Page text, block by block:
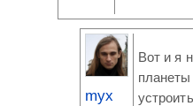
myx
Вот и я